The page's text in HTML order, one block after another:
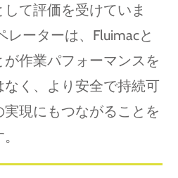
て評価を受けていま
レーターは、Fluimacと
作業パフォーマンスを
く、より安全で持続可
現にもつながることを